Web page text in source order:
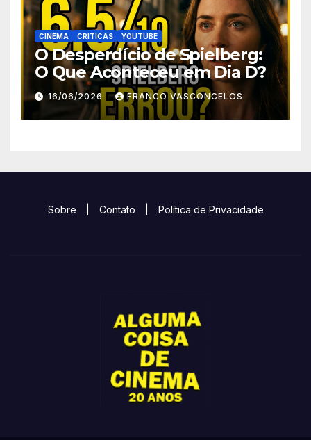
CINEMA CRITICAS YOUTUBE
O Desperdício de Spielberg:
O Que Aconteceu em Dia D?
16/06/2026 FRANCO VASCONCELOS
Sobre Contato Política de Privacidade